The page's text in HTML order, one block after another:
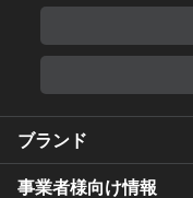
ブランド
事業者様向け情報